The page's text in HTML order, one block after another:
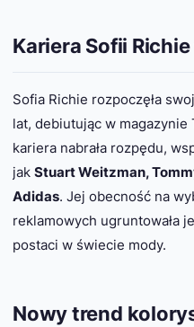
Kariera Sofii
Sofia Richie rozpoczęła
lat, debiutując w magazynie
kariera nabrała rozpędu,
jak Stuart Weitzman,
Adidas. Jej obecność na
reklamowych ugruntowała
postaci w świecie mody.
Nowy trend